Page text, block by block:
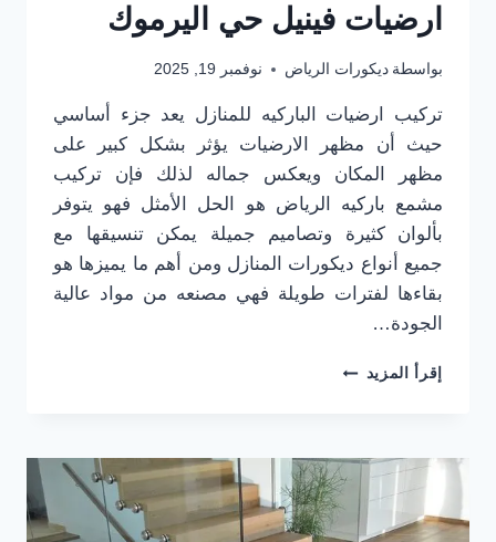
ارضيات فينيل حي اليرموك
بواسطة ديكورات الرياض نوفمبر 19, 2025
تركيب ارضيات الباركيه للمنازل يعد جزء أساسي
حيث أن مظهر الارضيات يؤثر بشكل كبير على
مظهر المكان ويعكس جماله لذلك فإن تركيب
مشمع باركيه الرياض هو الحل الأمثل فهو يتوفر
بألوان كثيرة وتصاميم جميلة يمكن تنسيقها مع
جميع أنواع ديكورات المنازل ومن أهم ما يميزها هو
بقاءها لفترات طويلة فهي مصنعه من مواد عالية
الجودة…
إقرأ المزيد تركيب
ت:
0501916701
مشمع
ارضيات